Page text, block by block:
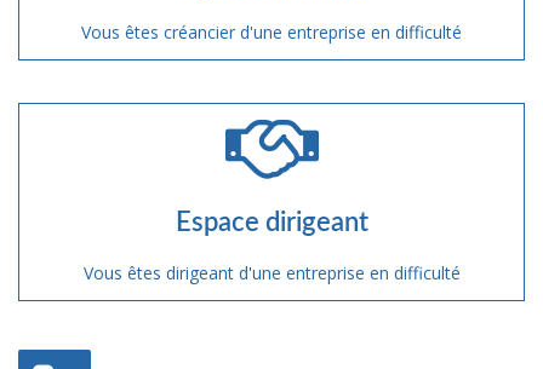
Vous êtes créancier d'une entreprise en difficulté
Espace dirigeant
Vous êtes dirigeant d'une entreprise en difficulté